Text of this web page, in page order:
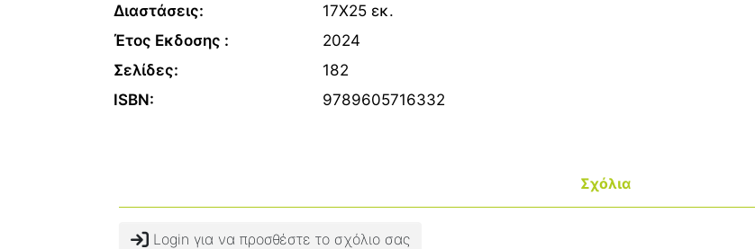
Διαστάσεις:
17Χ25 εκ.
Έτος Εκδοσης :
2024
Σελίδες:
182
ISBN:
9789605716332
Σχόλια
Login για να προσθέστε το σχόλιο σας